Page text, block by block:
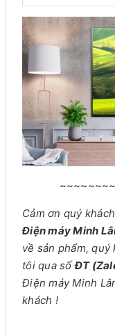
Cảm ơn quý
Điện máy Minh
về sản phẩm,
tôi qua sốĐT
Điện máy Minh
khách !